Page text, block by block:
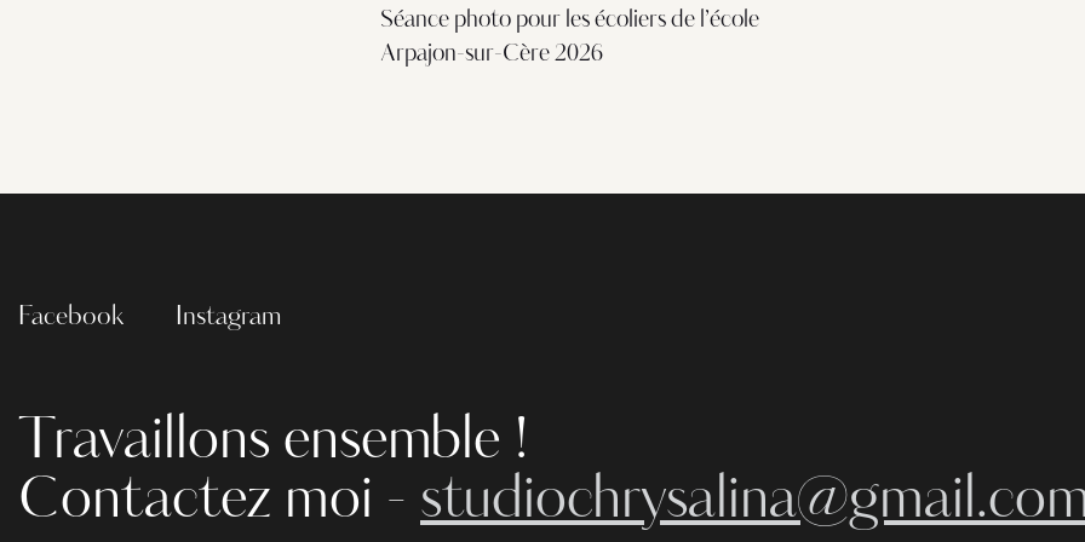
Séance photo pour les écoliers de l’école
Arpajon-sur-Cère 2026
Facebook Instagram
Travaillons ensemble !
Contactez moi -